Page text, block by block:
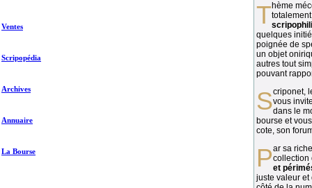
Ventes
Scripopédia
Archives
Annuaire
La Bourse
Thème méconnu des collectionneurs et
quelques
poignée de
un objet
autres tout
pouvant
vous
dans le
bourse et
cote, son
Par sa richesse et sa diversité, lacollection
et
juste valeur et